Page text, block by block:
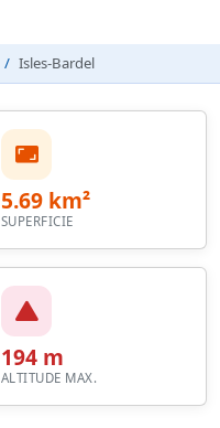
Isles-Bardel
5.69 km²
SUPERFICIE
194 m
ALTITUDE MAX.